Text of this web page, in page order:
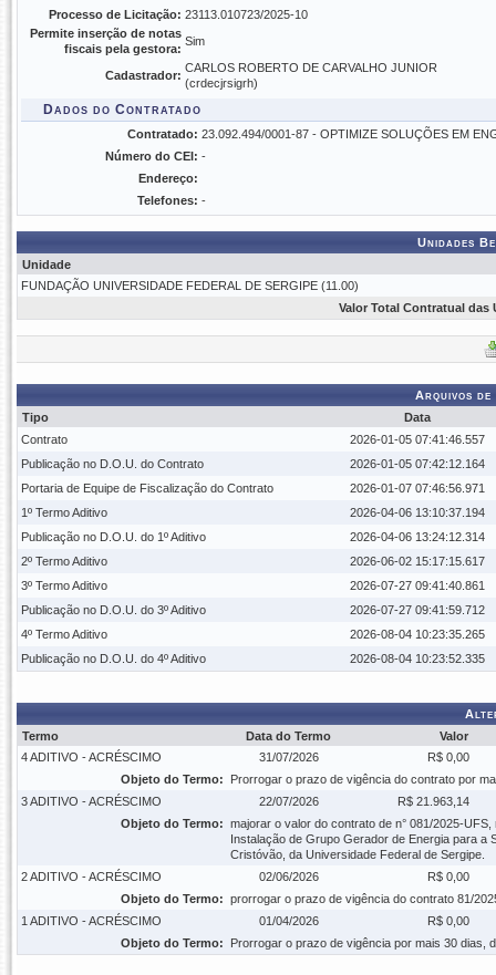
Processo de Licitação: 23113.010723/2025-10
Permite inserção de notas
fiscais pela gestora:
Sim
Cadastrador:
CARLOS ROBERTO DE CARVALHO JUNIOR
(crdecjrsigrh)
Dados do Contratado
Contratado: 23.092.494/0001-87 - OPTIMIZE SOLUÇÕES EM
Número do CEI: -
Endereço:
Telefones: -
Unidades
Unidade
FUNDAÇÃO UNIVERSIDADE FEDERAL DE SERGIPE (11.00)
Valor Total Contratual das
Arquivos
Tipo
Data
Contrato
2026-01-05 07:41:46.557
Publicação no D.O.U. do Contrato
2026-01-05 07:42:12.164
Portaria de Equipe de Fiscalização do Contrato
2026-01-07 07:46:56.971
1º Termo Aditivo
2026-04-06 13:10:37.194
Publicação no D.O.U. do 1º Aditivo
2026-04-06 13:24:12.314
2º Termo Aditivo
2026-06-02 15:17:15.617
3º Termo Aditivo
2026-07-27 09:41:40.861
Publicação no D.O.U. do 3º Aditivo
2026-07-27 09:41:59.712
4º Termo Aditivo
2026-08-04 10:23:35.265
Publicação no D.O.U. do 4º Aditivo
2026-08-04 10:23:52.335
Termo
Data do Termo
Valor
4 ADITIVO - ACRÉSCIMO
31/07/2026
R$ 0,00
Objeto do Termo:
Prorrogar o prazo de vigência do contrato por
3 ADITIVO - ACRÉSCIMO
22/07/2026
R$ 21.963,14
Objeto do Termo: majorar o valor do contrato de n° 081/2025-
Instalação de Grupo Gerador de Energia para a
Cristóvão, da Universidade Federal de Sergipe.
2 ADITIVO - ACRÉSCIMO
02/06/2026
R$ 0,00
Objeto do Termo: prorrogar o prazo de vigência do contrato 81/
1 ADITIVO - ACRÉSCIMO
01/04/2026
R$ 0,00
Objeto do Termo:
Prorrogar o prazo de vigência por mais 30 dias,